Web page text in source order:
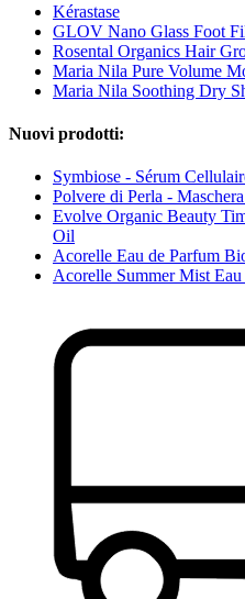
Kérastase
GLOV Nano Glass Foot
Rosental Organics Hair
Maria Nila Pure Volume
Maria Nila Soothing Dry
Nuovi prodotti:
Symbiose - Sérum
Polvere di Perla -
Evolve Organic Beauty
Oil
Acorelle Eau de Parfum
Acorelle Summer Mist Eau